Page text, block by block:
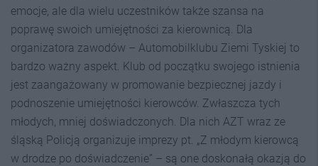
emocje, ale dla wielu uczestników także szansa na
poprawę swoich umiejętności za kierownicą. Dla
organizatora zawodów – Automobilklubu Ziemi Tyskiej to
bardzo ważny aspekt. Klub od początku swojego istnienia
jest zaangażowany w promowanie bezpiecznej jazdy i
podnoszenie umiejętności kierowców. Zwłaszcza tych
młodych, mniej doświadczonych. Dla nich AZT wraz ze
śląską Policją organizuje imprezy pt. „Z młodym kierowcą
w drodze po doświadczenie” – są one doskonałą okazją do